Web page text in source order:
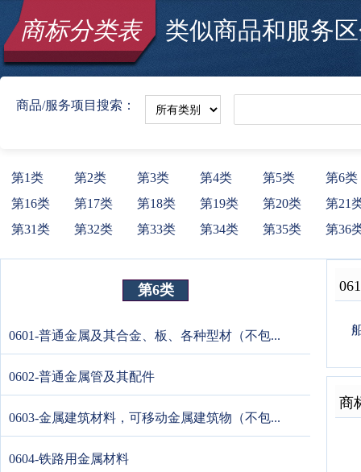
商标分类表类似商品和服务区
商品/服务项目搜索：
第1类 第2类 第3类 第4类 第5类
第6类
第16类
第17类 第18类 第19类 第20类
第21
第31类
第32类 第33类 第34类 第35类 第36
第6类
0601-普通金属及其合金、板、各种型材（不包...
0602-普通金属管及其配件
0603-金属建筑材料，可移动金属建筑物（不包...
0604-铁路用金属材料
商